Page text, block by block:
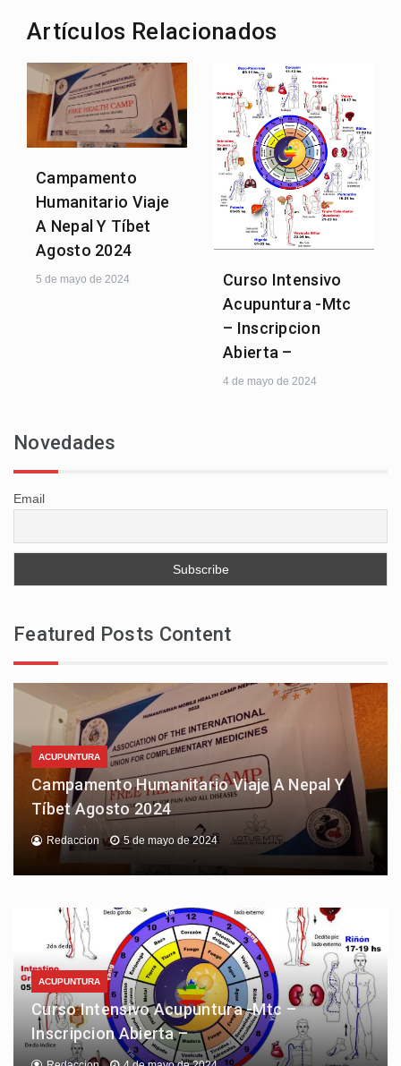
Artículos Relacionados
Campamento
Humanitario Viaje
A Nepal Y Tíbet
Agosto 2024
5 de mayo de 2024
Curso Intensivo
Acupuntura -Mtc
– Inscripcion
Abierta –
4 de mayo de 2024
Novedades
Email
Featured Posts Content
ACUPUNTURA
Campamento Humanitario Viaje A Nepal Y
Tíbet Agosto 2024
Redaccion 5 de mayo de 2024
ACUPUNTURA
Curso Intensivo Acupuntura -Mtc –
Inscripcion Abierta –